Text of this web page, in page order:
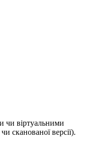
чи віртуальними
сканованої версії).